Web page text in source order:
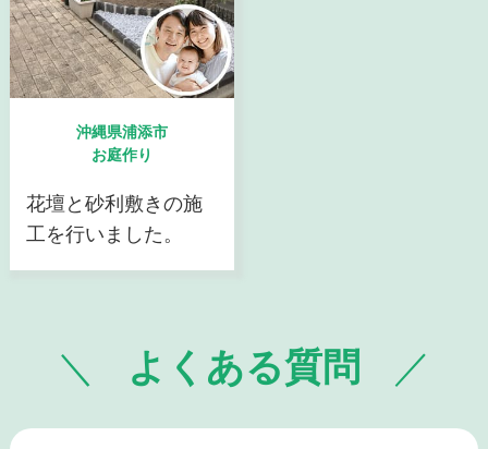
沖縄県浦添市
お庭作り
花壇と砂利敷きの施
工を行いました。
よくある質問